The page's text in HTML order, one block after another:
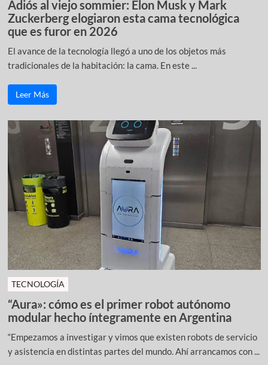
Adiós al viejo sommier: Elon Musk y Mark
Zuckerberg elogiaron esta cama tecnológica
que es furor en 2026
El avance de la tecnología llegó a uno de los objetos más
tradicionales de la habitación: la cama. En este ...
Leer Más
TECNOLOGÍA
“Aura»: cómo es el primer robot autónomo
modular hecho íntegramente en Argentina
“Empezamos a investigar y vimos que existen robots de servicio
y asistencia en distintas partes del mundo. Ahí arrancamos con ...